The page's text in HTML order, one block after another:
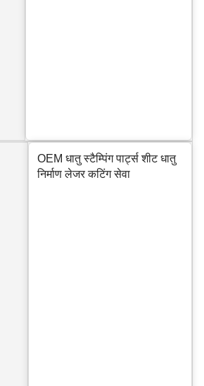
OEM धातु स्टैम्पिंग पार्ट्स शीट धातु
निर्माण लेजर कटिंग सेवा